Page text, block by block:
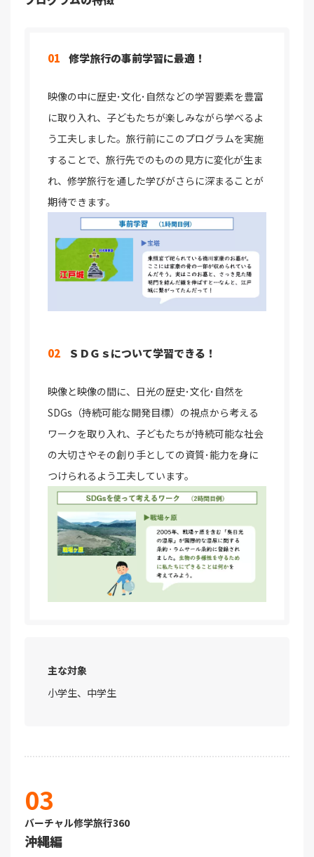
01 修学旅行の事前学習に最適！
映像の中に歴史･文化･自然などの学習要素を豊富
に取り入れ、子どもたちが楽しみながら学べるよ
う工夫しました。旅行前にこのプログラムを実施
することで、旅行先でのものの見方に変化が生ま
れ、修学旅行を通した学びがさらに深まることが
期待できます。
02 ＳＤＧｓについて学習できる！
映像と映像の間に、日光の歴史･文化･自然を
SDGs（持続可能な開発目標）の視点から考える
ワークを取り入れ、子どもたちが持続可能な社会
の大切さやその創り手としての資質･能力を身に
つけられるよう工夫しています。
主な対象
小学生、中学生
03
バーチャル修学旅行360
沖縄編